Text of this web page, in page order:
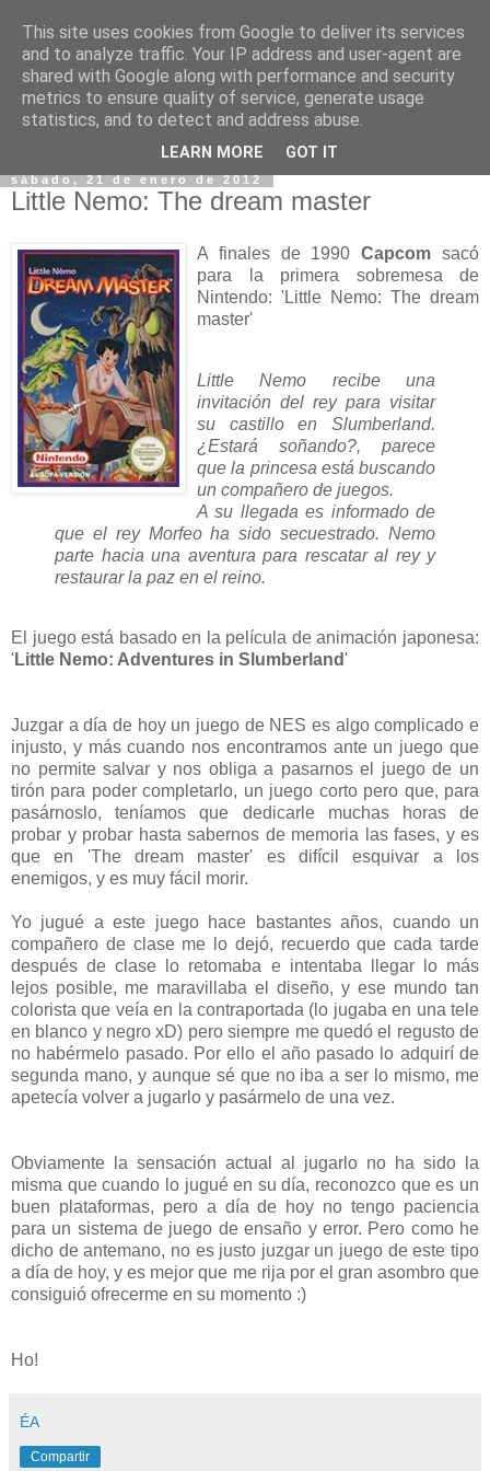
sábado, 21 de enero de 2012
Little Nemo: The dream master
A finales de 1990Capcom sacó
para la primera sobremesa de
Nintendo: 'Little Nemo: The dream
master'
Little Nemo recibe una
invitación del rey para visitar
su castillo en Slumberland.
¿Estará soñando?, parece
que la princesa está buscando
un compañero de juegos.
A su llegada es informado de
que el rey Morfeo ha sido secuestrado. Nemo
parte hacia una aventura para rescatar al rey y
restaurar la paz en el reino.
El juego está basado en la película de animación japonesa:
'Little Nemo: Adventures in Slumberland '
Juzgar a día de hoy un juego de NES es algo complicado e
injusto, y más cuando nos encontramos ante un juego que
no permite salvar y nos obliga a pasarnos el juego de un
tirón para poder completarlo, un juego corto pero que, para
pasárnoslo, teníamos que dedicarle muchas horas de
probar y probar hasta sabernos de memoria las fases, y es
que en 'The dream master' es difícil esquivar a los
enemigos, y es muy fácil morir.
Yo jugué a este juego hace bastantes años, cuando un
compañero de clase me lo dejó, recuerdo que cada tarde
después de clase lo retomaba e intentaba llegar lo más
lejos posible, me maravillaba el diseño, y ese mundo tan
colorista que veía en la contraportada (lo jugaba en una tele
en blanco y negro xD) pero siempre me quedó el regusto de
no habérmelo pasado. Por ello el año pasado lo adquirí de
segunda mano, y aunque sé que no iba a ser lo mismo, me
apetecía volver a jugarlo y pasármelo de una vez.
Obviamente la sensación actual al jugarlo no ha sido la
misma que cuando lo jugué en su día, reconozco que es un
buen plataformas, pero a día de hoy no tengo paciencia
para un sistema de juego de ensaño y error. Pero como he
dicho de antemano, no es justo juzgar un juego de este tipo
a día de hoy, y es mejor que me rija por el gran asombro que
consiguió ofrecerme en su momento :)
Ho!
ÉA
Compartir
This site uses cookies from Google to deliver its services
and to analyze traffic. Your IP address and user-agent are
shared with Google along with performance and security
metrics to ensure quality of service, generate usage
statistics, and to detect and address abuse.
LEARN MORE GOT IT